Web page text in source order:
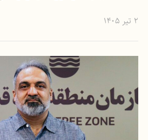
۲ تیر ۱۴۰۵